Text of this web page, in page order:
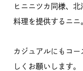
ヒニニツカ同様、
料理を提供するニニ
カジュアルにもコ
しくお願いします。